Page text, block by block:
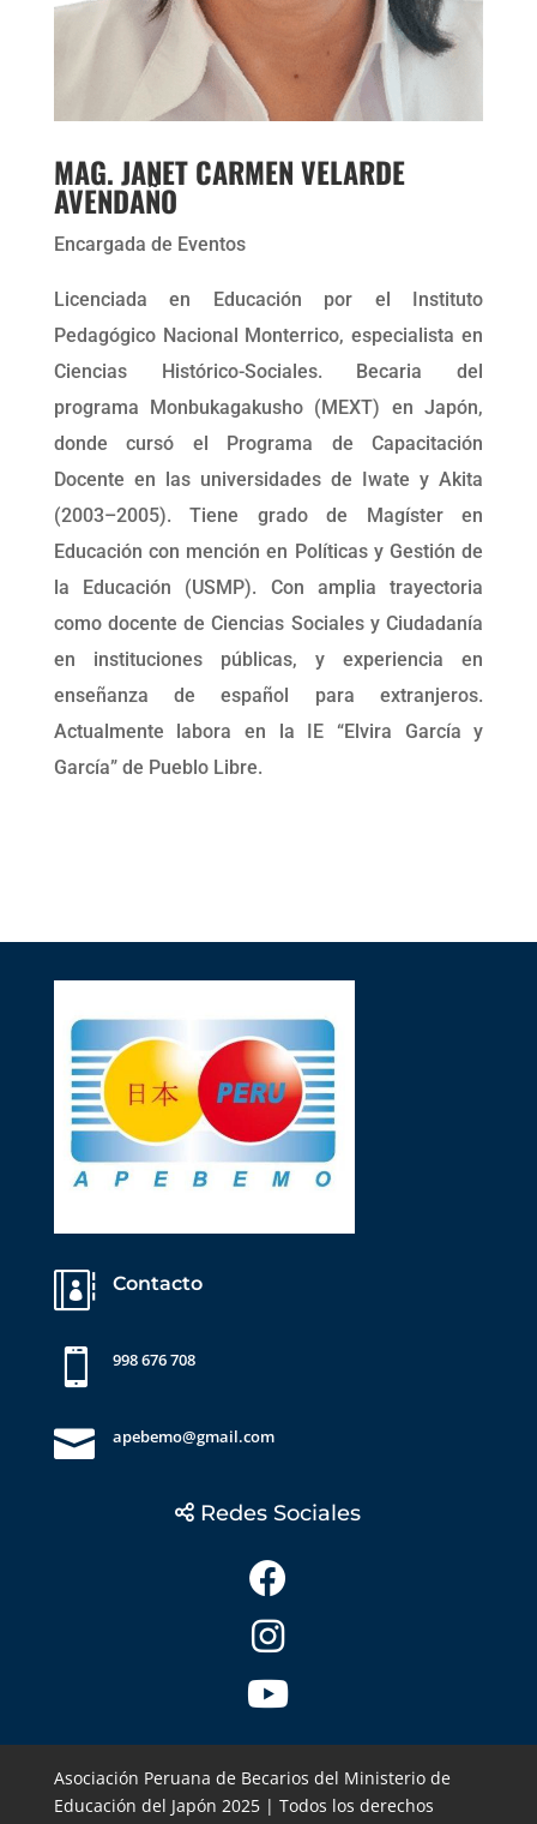
MAG. JANET CARMEN VELARDE
AVENDAÑO
Encargada de Eventos
Licenciada en Educación por el Instituto
Pedagógico Nacional Monterrico, especialista en
Ciencias Histórico-Sociales. Becaria del
programa Monbukagakusho (MEXT) en Japón,
donde cursó el Programa de Capacitación
Docente en las universidades de Iwate y Akita
(2003–2005). Tiene grado de Magíster en
Educación con mención en Políticas y Gestión de
la Educación (USMP). Con amplia trayectoria
como docente de Ciencias Sociales y Ciudadanía
en instituciones públicas, y experiencia en
enseñanza de español para extranjeros.
Actualmente labora en la IE “Elvira García y
García” de Pueblo Libre.
 Contacto
 998 676 708
 apebemo@gmail.com
Redes Sociales
Asociación Peruana de Becarios del Ministerio de
Educación del Japón 2025 | Todos los derechos